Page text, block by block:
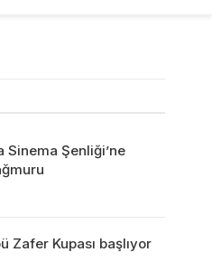
Sinema Şenliği’ne
Zafer Kupası başlıyor